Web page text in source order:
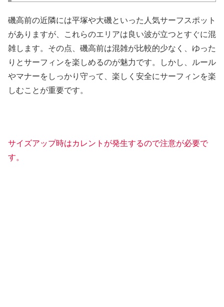
磯高前の近隣には平塚や大磯といった人気サーフスポット
がありますが、これらのエリアは良い波が立つとすぐに混
雑します。その点、磯高前は混雑が比較的少なく、ゆった
りとサーフィンを楽しめるのが魅力です。しかし、ルール
やマナーをしっかり守って、楽しく安全にサーフィンを楽
しむことが重要です。
サイズアップ時はカレントが発生するので注意が必要で
す。